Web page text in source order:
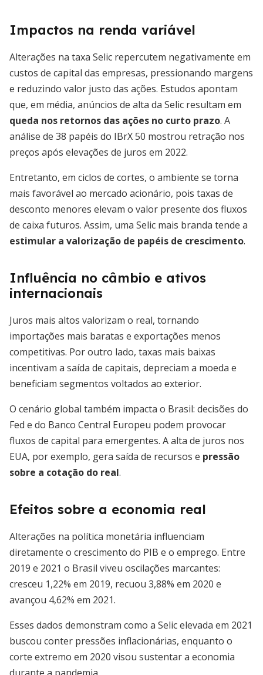
Impactos na renda variável
Alterações na taxa Selic repercutem negativamente em
custos de capital das empresas, pressionando margens
e reduzindo valor justo das ações. Estudos apontam
que, em média, anúncios de alta da Selic resultam em
queda nos retornos das ações no curto prazo. A
análise de 38 papéis do IBrX 50 mostrou retração nos
preços após elevações de juros em 2022.
Entretanto, em ciclos de cortes, o ambiente se torna
mais favorável ao mercado acionário, pois taxas de
desconto menores elevam o valor presente dos fluxos
de caixa futuros. Assim, uma Selic mais branda tende a
estimular a valorização de papéis de crescimento.
Influência no câmbio e ativos
internacionais
Juros mais altos valorizam o real, tornando
importações mais baratas e exportações menos
competitivas. Por outro lado, taxas mais baixas
incentivam a saída de capitais, depreciam a moeda e
beneficiam segmentos voltados ao exterior.
O cenário global também impacta o Brasil: decisões do
Fed e do Banco Central Europeu podem provocar
fluxos de capital para emergentes. A alta de juros nos
EUA, por exemplo, gera saída de recursos e pressão
sobre a cotação do real.
Efeitos sobre a economia real
Alterações na política monetária influenciam
diretamente o crescimento do PIB e o emprego. Entre
2019 e 2021 o Brasil viveu oscilações marcantes:
cresceu 1,22% em 2019, recuou 3,88% em 2020 e
avançou 4,62% em 2021.
Esses dados demonstram como a Selic elevada em 2021
buscou conter pressões inflacionárias, enquanto o
corte extremo em 2020 visou sustentar a economia